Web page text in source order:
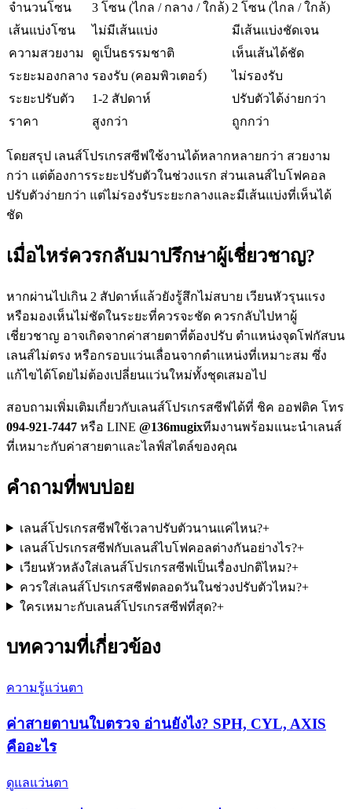
จำนวนโซน 3 โซน (ไกล / กลาง / ใกล้) 2 โซน (ไกล / ใกล้)
เส้นแบ่งโซน
ไม่มีเส้นแบ่ง
มีเส้นแบ่งชัดเจน
ความสวยงาม
ดูเป็นธรรมชาติ
เห็นเส้นได้ชัด
ระยะมองกลาง รองรับ (คอมพิวเตอร์)
ไม่รองรับ
ระยะปรับตัว
1-2 สัปดาห์
ปรับตัวได้ง่ายกว่า
ราคา
สูงกว่า ถูกกว่า
โดยสรุป เลนส์โปรเกรสซีฟใช้งานได้หลากหลายกว่า สวยงาม
กว่า แต่ต้องการระยะปรับตัวในช่วงแรก ส่วนเลนส์ไบโฟคอล
ปรับตัวง่ายกว่า แต่ไม่รองรับระยะกลางและมีเส้นแบ่งที่เห็นได้
ชัด
เมื่อไหร่ควรกลับมาปรึกษาผู้เชี่ยวชาญ?
หากผ่านไปเกิน 2 สัปดาห์แล้วยังรู้สึกไม่สบาย เวียนหัวรุนแรง
หรือมองเห็นไม่ชัดในระยะที่ควรจะชัด ควรกลับไปหาผู้
เชี่ยวชาญ อาจเกิดจากค่าสายตาที่ต้องปรับ ตำแหน่งจุดโฟกัสบน
เลนส์ไม่ตรง หรือกรอบแว่นเลื่อนจากตำแหน่งที่เหมาะสม ซึ่ง
แก้ไขได้โดยไม่ต้องเปลี่ยนแว่นใหม่ทั้งชุดเสมอไป
สอบถามเพิ่มเติมเกี่ยวกับเลนส์โปรเกรสซีฟได้ที่ ชิค ออฟติค โทร
094-921-7447 หรือ LINE @136mugixทีมงานพร้อมแนะนำเลนส์
ที่เหมาะกับค่าสายตาและไลฟ์สไตล์ของคุณ
คำถามที่พบบ่อย
เลนส์โปรเกรสซีฟใช้เวลาปรับตัวนานแค่ไหน?+
เลนส์โปรเกรสซีฟกับเลนส์ไบโฟคอลต่างกันอย่างไร?+
เวียนหัวหลังใส่เลนส์โปรเกรสซีฟเป็นเรื่องปกติไหม?+
ควรใส่เลนส์โปรเกรสซีฟตลอดวันในช่วงปรับตัวไหม?+
ใครเหมาะกับเลนส์โปรเกรสซีฟที่สุด?+
บทความที่เกี่ยวข้อง
ความรู้แว่นตา
ค่าสายตาบนใบตรวจ อ่านยังไง? SPH, CYL, AXIS
คืออะไร
ดูแลแว่นตา